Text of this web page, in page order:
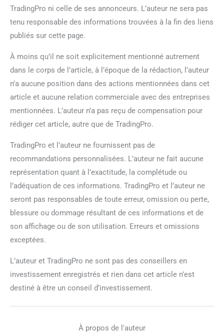
TradingPro ni celle de ses annonceurs. L’auteur ne sera pas
tenu responsable des informations trouvées à la fin des liens
publiés sur cette page.
À moins qu’il ne soit explicitement mentionné autrement
dans le corps de l’article, à l’époque de la rédaction, l’auteur
n’a aucune position dans des actions mentionnées dans cet
article et aucune relation commerciale avec des entreprises
mentionnées. L’auteur n’a pas reçu de compensation pour
rédiger cet article, autre que de TradingPro.
TradingPro et l’auteur ne fournissent pas de
recommandations personnalisées. L’auteur ne fait aucune
représentation quant à l’exactitude, la complétude ou
l’adéquation de ces informations. TradingPro et l’auteur ne
seront pas responsables de toute erreur, omission ou perte,
blessure ou dommage résultant de ces informations et de
son affichage ou de son utilisation. Erreurs et omissions
exceptées.
L’auteur et TradingPro ne sont pas des conseillers en
investissement enregistrés et rien dans cet article n’est
destiné à être un conseil d’investissement.
À propos de l'auteur